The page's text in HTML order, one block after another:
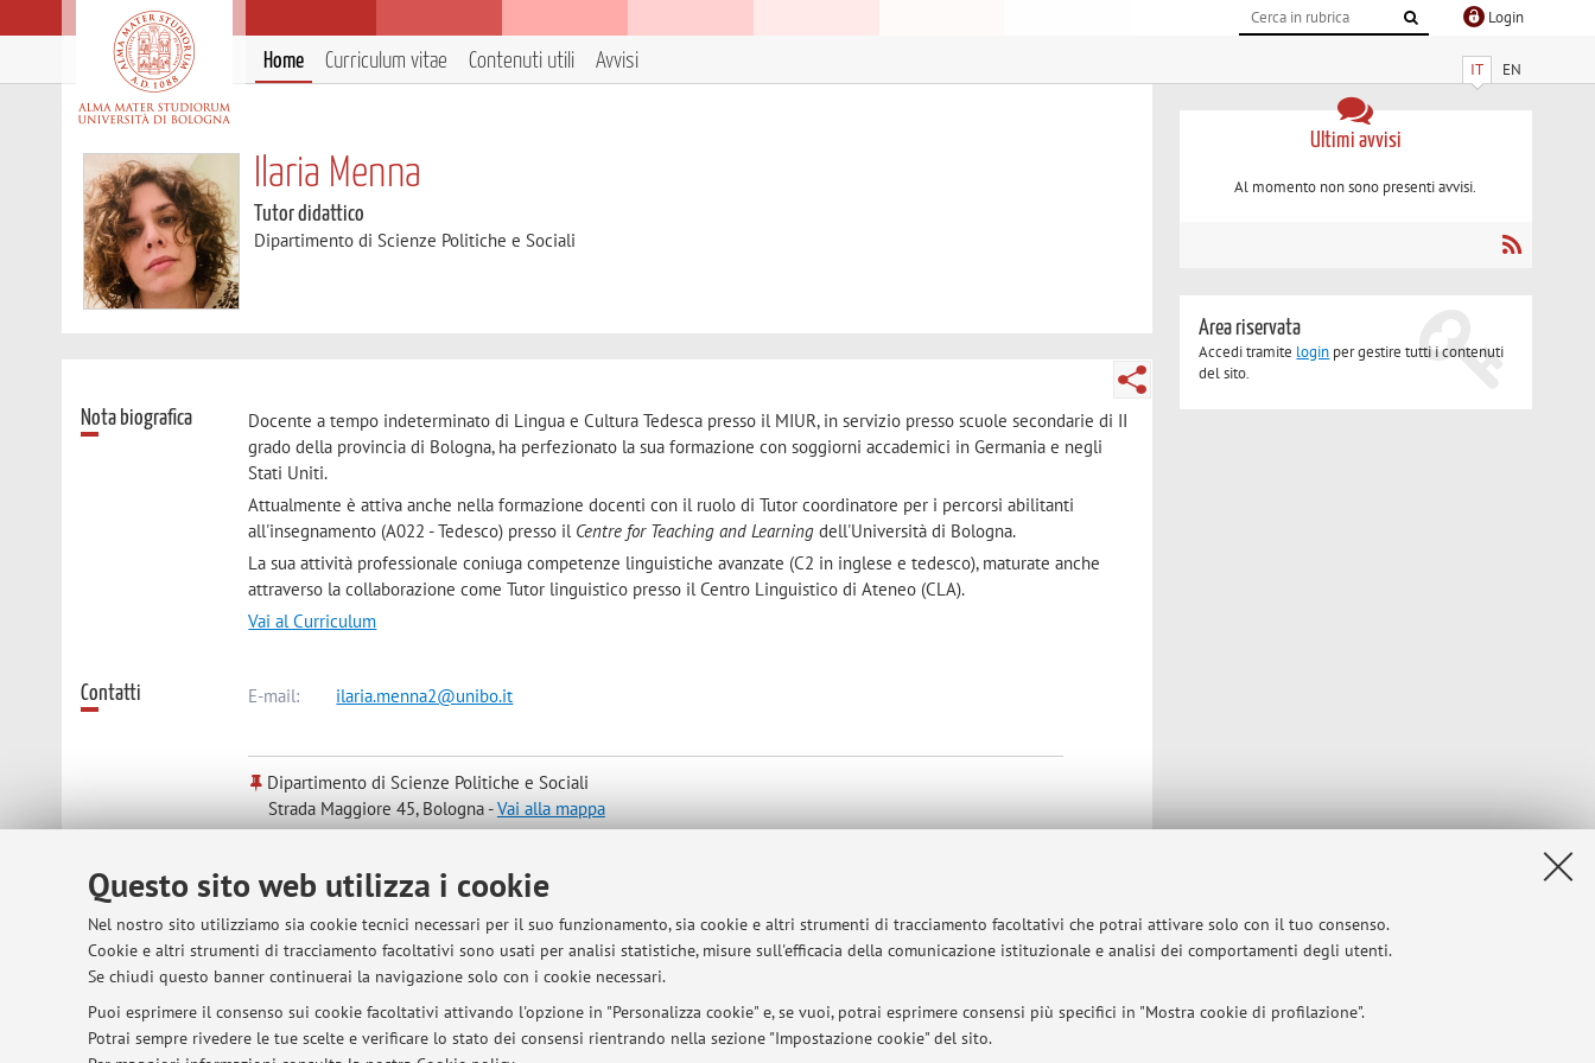
Questo sito web utilizza i cookie
Nel nostro sito utilizziamo sia cookie tecnici necessari per il suo funzionamento, sia cookie e altri strumenti di tracciamento facoltativi che potrai attivare solo con il tuo consenso.
Cookie e altri strumenti di tracciamento facoltativi sono usati per analisi statistiche, misure sull'efficacia della comunicazione istituzionale e analisi dei comportamenti degli utenti.
Se chiudi questo banner continuerai la navigazione solo con i cookie necessari.
Puoi esprimere il consenso sui cookie facoltativi attivando l'opzione in "Personalizza cookie" e, se vuoi, potrai esprimere consensi più specifici in "Mostra cookie di profilazione".
Potrai sempre rivedere le tue scelte e verificare lo stato dei consensi rientrando nella sezione "Impostazione cookie" del sito.
Login
IT EN
Home Curriculum vitae Contenuti utili Avvisi
Ilaria Menna
Tutor didattico
Dipartimento di Scienze Politiche e Sociali
Nota biografica Docente a tempo indeterminato di Lingua e Cultura Tedesca presso il MIUR, in servizio presso scuole secondarie di II
grado della provincia di Bologna, ha perfezionato la sua formazione con soggiorni accademici in Germania e negli
Stati Uniti.
Attualmente è attiva anche nella formazione docenti con il ruolo di Tutor coordinatore per i percorsi abilitanti
all'insegnamento (A022 - Tedesco) presso il Centre for Teaching and Learning dell'Università di Bologna.
La sua attività professionale coniuga competenze linguistiche avanzate (C2 in inglese e tedesco), maturate anche
attraverso la collaborazione come Tutor linguistico presso il Centro Linguistico di Ateneo (CLA).
Vai al Curriculum
Contatti E-mail: ilaria.menna2@unibo.it
Dipartimento di Scienze Politiche e Sociali
Strada Maggiore 45, Bologna -Vai alla mappa
Ultimi avvisi
Al momento non sono presenti avvisi.
Area riservata
Accedi tramite login per gestire tutti i contenuti
del sito.
© 2026 - ALMA MATER STUDIORUM - Università di Bologna - Via Zamboni, 33 - 40126 Bologna - Partita IVA: 01131710376 Privacy|Note legali|Impostazioni Cookie